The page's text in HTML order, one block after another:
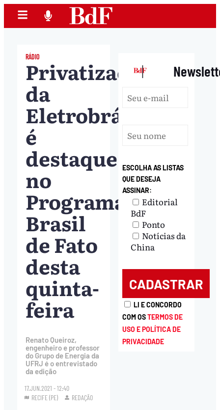
RÁDIO
Privatização
da
Eletrobrás
é
destaque
no
Programa
Brasil
de Fato
desta
quinta-
feira
Renato Queiroz,
engenheiro e professor
do Grupo de Energia da
UFRJ é o entrevistado
da edição
17.JUN.2021 - 12:40
RECIFE (PE)
REDAÇÃO
|
ESCOLHA AS LISTAS
QUE DESEJA
ASSINAR:
Editorial
BdF
Ponto
Notícias da
China
LI E CONCORDO
COM OSTERMOS DE
USO E POLÍTICA DE
PRIVACIDADE